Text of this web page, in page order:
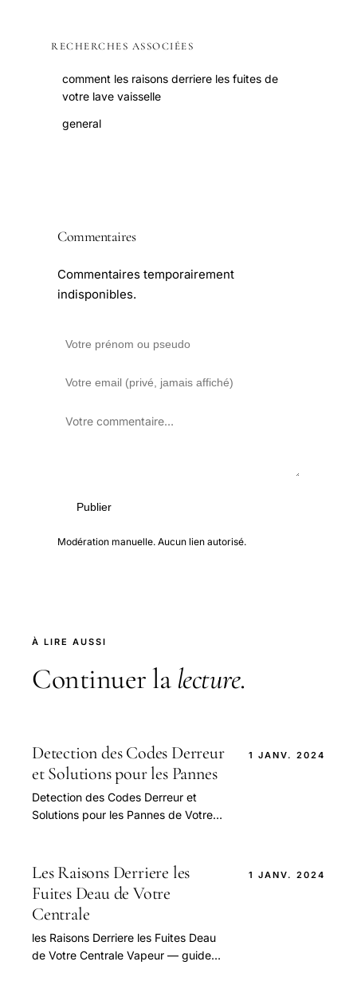
RECHERCHES ASSOCIÉES
comment les raisons derriere les fuites de
votre lave vaisselle
general
Commentaires
Commentaires temporairement
indisponibles.
Publier
Modération manuelle. Aucun lien autorisé.
À LIRE AUSSI
Continuer la lecture.
Detection des Codes Derreur
et Solutions pour les Pannes
Detection des Codes Derreur et
Solutions pour les Pannes de Votre
aborder cette question.
1 JANV. 2024
Les Raisons Derriere les
Fuites Deau de Votre
Centrale
les Raisons Derriere les Fuites Deau
de Votre Centrale Vapeur — guide
1 JANV. 2024